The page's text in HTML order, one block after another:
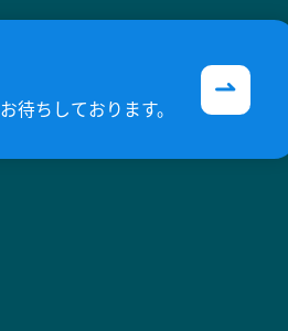
お待ちしております。